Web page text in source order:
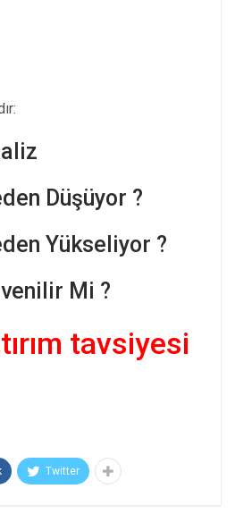
Düşüyor ?
Yükseliyor ?
Mi ?
tavsiyesi
Twitter